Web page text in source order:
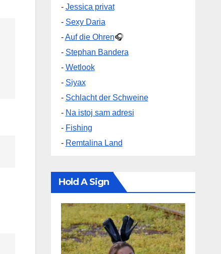
- Jessica privat
- Sexy Daria
-Auf die Ohren🎧
- Stephan Bandera
- Wetlook
- Siyax
- Schlacht der Schweine
- Na istoj sam adresi
- Fishing
- Remtalina Land
Hold A Sign